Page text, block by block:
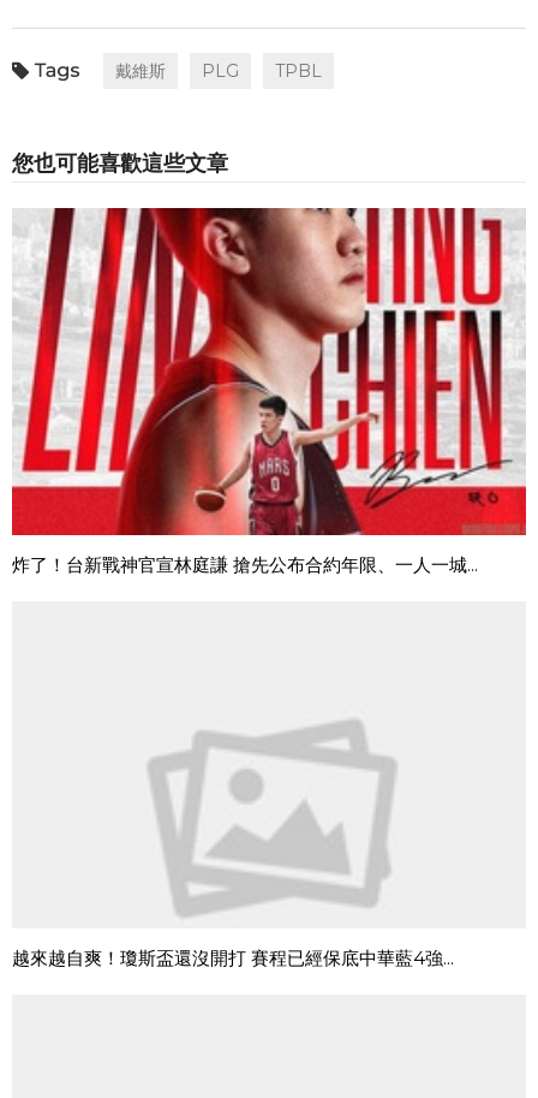
戴維斯 PLG TPBL
您也可能喜歡這些文章
炸了！台新戰神官宣林庭謙 搶先公布合約年限、一人一城...
越來越自爽！瓊斯盃還沒開打 賽程已經保底中華藍4強...